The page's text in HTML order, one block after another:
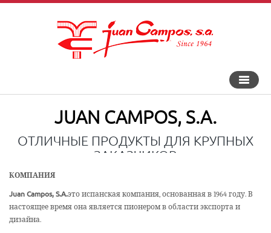
JUAN CAMPOS, S.A.
ОТЛИЧНЫЕ ПРОДУКТЫ ДЛЯ КРУПНЫХ
ЗАКАЗЧИКОВ
КОМПАНИЯ
Juan Campos, S.A.это испанская компания, основанная в 1964 году. В
настоящее время она является пионером в области экспорта и
дизайна.